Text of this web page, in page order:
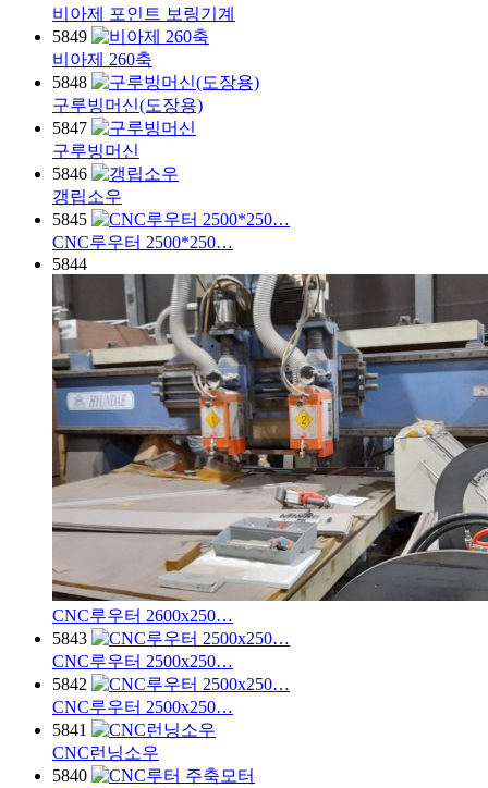
비아제 포인트 보링기계
5849
비아제 260축
5848
구루빙머신(도장용)
5847
구루빙머신
5846
갱립소우
5845
CNC루우터 2500*250…
5844
CNC루우터 2600x250…
5843
CNC루우터 2500x250…
5842
CNC루우터 2500x250…
5841
CNC런닝소우
5840